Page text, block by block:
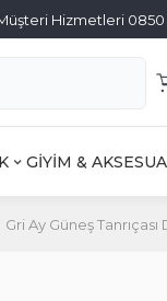
Hizmetleri
GİYİM &
Gri Ay Güneş